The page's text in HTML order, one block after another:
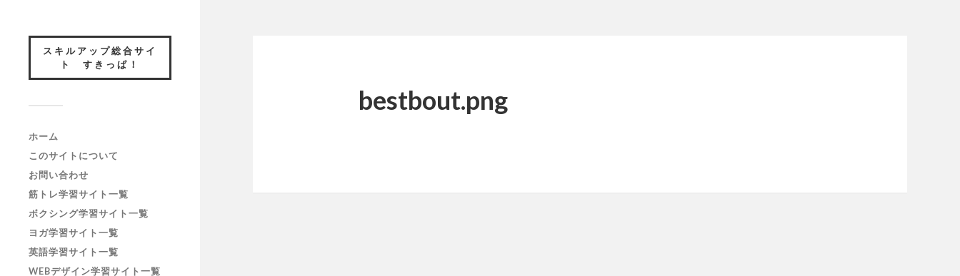
スキルアップ総合サイ
ト すきっぱ！
ホーム
このサイトについて
お問い合わせ
筋トレ学習サイト一覧
ボクシング学習サイト一覧
ヨガ学習サイト一覧
英語学習サイト一覧
WEBデザイン学習サイト一覧
bestbout.png